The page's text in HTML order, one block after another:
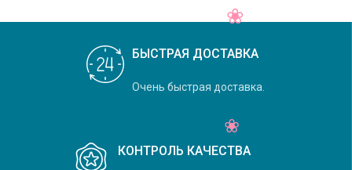
БЫСТРАЯ ДОСТАВКА
Очень быстрая доставка.
КОНТРОЛЬ КАЧЕСТВА